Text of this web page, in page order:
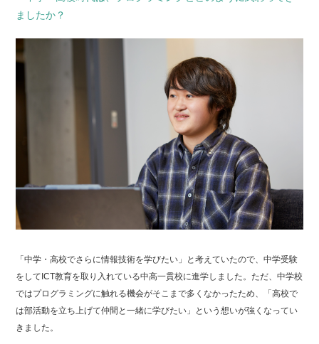
ましたか？
「中学・高校でさらに情報技術を学びたい」と考えていたので、中学受験
をしてICT教育を取り入れている中高一貫校に進学しました。ただ、中学校
ではプログラミングに触れる機会がそこまで多くなかったため、「高校で
は部活動を立ち上げて仲間と一緒に学びたい」という想いが強くなってい
きました。